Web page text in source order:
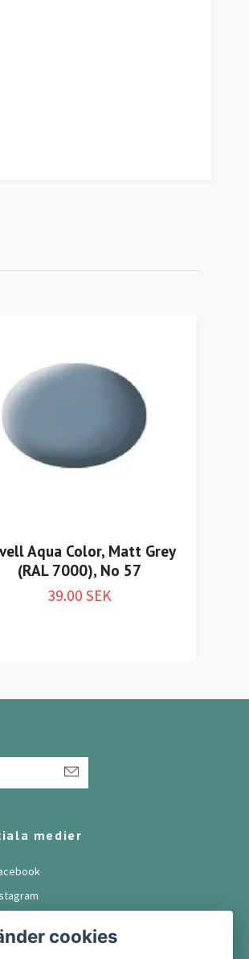
Aqua Color, Matt Grey
(RAL 7000), No 57
39.00 SEK
medier
cookies